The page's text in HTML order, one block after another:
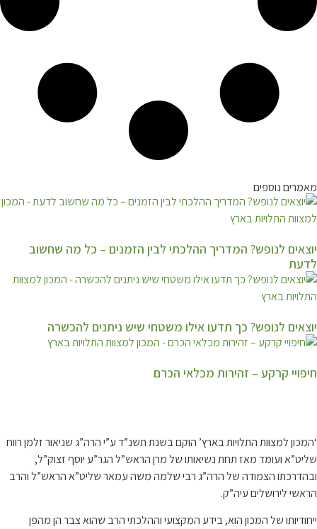
מאמרים נוספים
יוצאים לנופש? המדריך ההלכתי לבין הזמנים – כל מה שחשוב
לדעת
יוצאים לנופש? כך תדעו אילו משטחי שיש ניתנים להכשרה
חיפויי קרקע – זהירות מכלאי הכרם
‘המכון למצוות התלויות בארץ’ הוקם בשנת תשנ”ד ע”י הרה”ג שניאור זלמן רווח
שליט”א ועומד מאז תחת נשיאותו של מרן הראש”ל הגר”ע יוסף זצוק”ל,
ובהדרכתו הצמודה של הרה”ג רבי שלמה משה עמאר שליט”א הראש”ל והרב
הראשי לירושלים עיה”ק.
ייחודיותו של המכון הוא, בידע המקצועי וההלכתי הרב שהוא צבר הן מהפן